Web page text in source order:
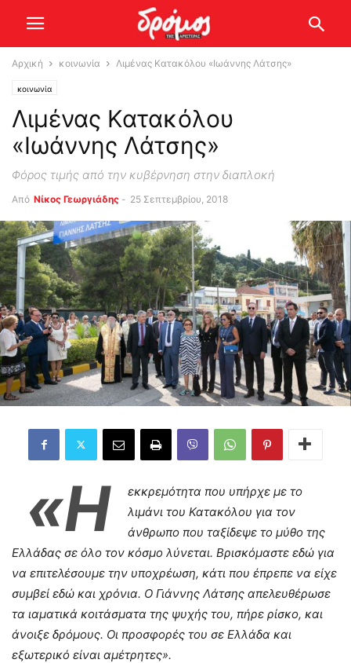
Αρχική κοινωνία Λιμένας Κατακόλου «Ιωάννης Λάτσης»
κοινωνία
Λιμένας Κατακόλου
«Ιωάννης Λάτσης»
Φόρος τιμής από την κυβέρνηση στην διαπλοκή
Από Νίκος Γεωργιάδης - 25 Σεπτεμβρίου, 2018
«Η
εκκρεμότητα που υπήρχε με το
λιμάνι του Κατακόλου για τον
άνθρωπο που ταξίδεψε το μύθο της
Ελλάδας σε όλο τον κόσμο λύνεται. Βρισκόμαστε εδώ για
να επιτελέσουμε την υποχρέωση, κάτι που έπρεπε να είχε
συμβεί εδώ και χρόνια. Ο Γιάννης Λάτσης απελευθέρωσε
τα ιαματικά κοιτάσματα της ψυχής του, πήρε ρίσκο, και
άνοιξε δρόμους. Οι προσφορές του σε Ελλάδα και
εξωτερικό είναι αμέτρητες».